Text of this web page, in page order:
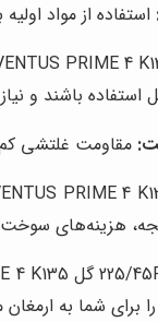
استفاده از مواد
استفاده باشند و
مقاومت غلتشی
هزینه‌های
برای شما به ارمغان